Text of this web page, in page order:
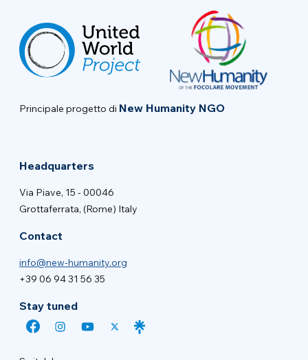
Principale progetto di New Humanity NGO
Headquarters
Via Piave, 15 - 00046
Grottaferrata, (Rome) Italy
Contact
info@new-humanity.org
+39 06 94 31 56 35
Stay tuned